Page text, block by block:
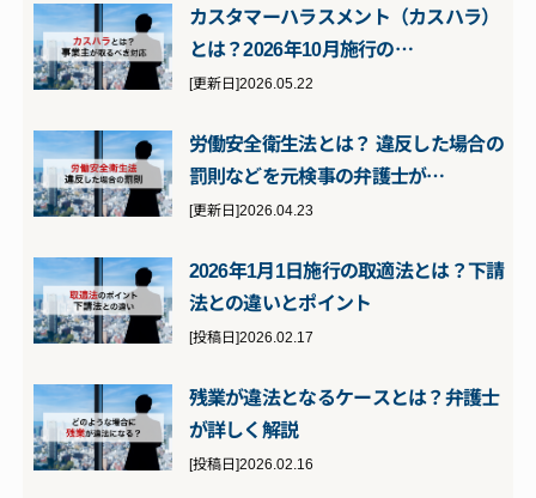
カスタマーハラスメント（カスハラ）
とは？2026年10月施行の…
[更新日]2026.05.22
労働安全衛生法とは？ 違反した場合の
罰則などを元検事の弁護士が…
[更新日]2026.04.23
2026年1月1日施行の取適法とは？下請
法との違いとポイント
[投稿日]2026.02.17
残業が違法となるケースとは？弁護士
が詳しく解説
[投稿日]2026.02.16